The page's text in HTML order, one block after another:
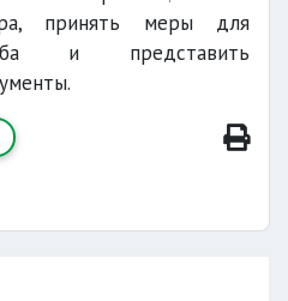
принять меры для
и представить